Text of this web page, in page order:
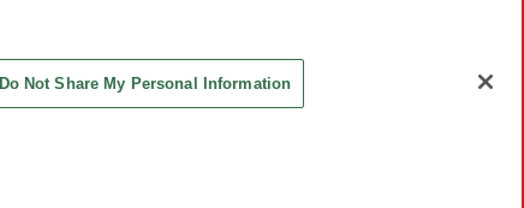
Do Not Share My Personal Information